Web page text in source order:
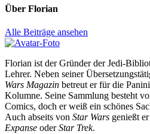
Über Florian
Alle Beiträge ansehen
Florian ist der Gründer der Jedi-
Lehrer. Neben seiner
Wars Magazin betreut er für die
Kolumne. Seine Sammlung besteht
Comics, doch er weiß ein schönes
Auch abseits von Star Wars genießt
Expanse oderStar Trek.